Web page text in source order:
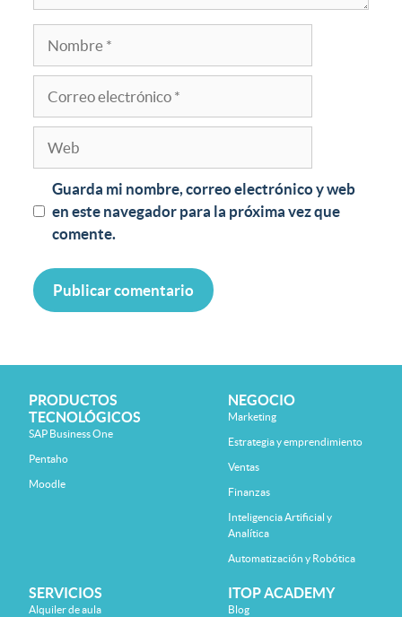
Guarda mi nombre, correo electrónico y web
en este navegador para la próxima vez que
comente.
PRODUCTOS
TECNOLÓGICOS
SAP Business One
Pentaho
Moodle
NEGOCIO
Marketing
Estrategia y emprendimiento
Ventas
Finanzas
Inteligencia Artificial y
Analítica
Automatización y Robótica
SERVICIOS
Alquiler de aula
ITOP ACADEMY
Blog